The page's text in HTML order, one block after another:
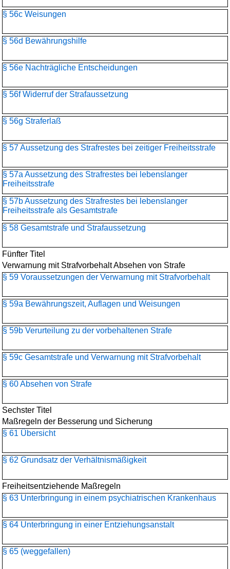
§ 56c Weisungen
§ 56d Bewährungshilfe
§ 56e Nachträgliche Entscheidungen
§ 56f Widerruf der Strafaussetzung
§ 56g Straferlaß
§ 57 Aussetzung des Strafrestes bei zeitiger Freiheitsstrafe
§ 57a Aussetzung des Strafrestes bei lebenslanger
Freiheitsstrafe
§ 57b Aussetzung des Strafrestes bei lebenslanger
Freiheitsstrafe als Gesamtstrafe
§ 58 Gesamtstrafe und Strafaussetzung
Fünfter Titel
Verwarnung mit Strafvorbehalt Absehen von Strafe
§ 59 Voraussetzungen der Verwarnung mit Strafvorbehalt
§ 59a Bewährungszeit, Auflagen und Weisungen
§ 59b Verurteilung zu der vorbehaltenen Strafe
§ 59c Gesamtstrafe und Verwarnung mit Strafvorbehalt
§ 60 Absehen von Strafe
Sechster Titel
Maßregeln der Besserung und Sicherung
§ 61 Übersicht
§ 62 Grundsatz der Verhältnismäßigkeit
Freiheitsentziehende Maßregeln
§ 63 Unterbringung in einem psychiatrischen Krankenhaus
§ 64 Unterbringung in einer Entziehungsanstalt
§ 65 (weggefallen)